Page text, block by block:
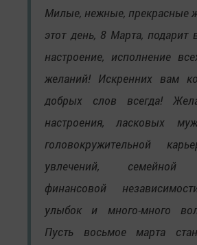
Милые, нежные, прекрасные
этот день, 8 Марта, подарит
настроение, исполнение
желаний! Искренних вам
добрых слов всегда!
настроения, ласковых
головокружительной
увлечений, семейной
финансовой
улыбок и много-много
Пусть восьмое марта